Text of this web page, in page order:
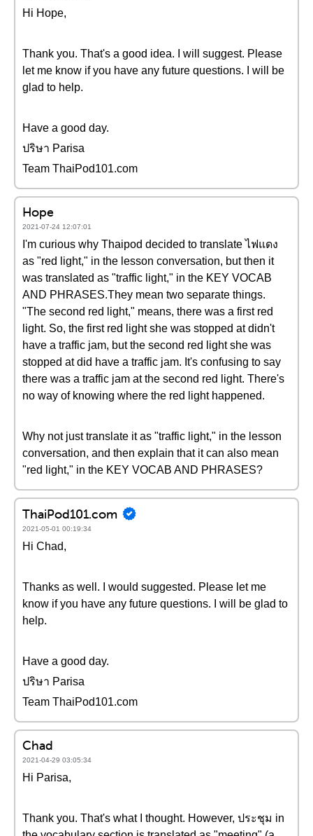
Hi Hope,
Thank you. That's a good idea. I will suggest. Please
let me know if you have any future questions. I will be
glad to help.
Have a good day.
ปริษา Parisa
Team ThaiPod101.com
Hope
2021-07-24 12:07:01
I'm curious why Thaipod decided to translate ไฟแดง
as "red light," in the lesson conversation, but then it
was translated as "traffic light," in the KEY VOCAB
AND PHRASES.They mean two separate things.
"The second red light," means, there was a first red
light. So, the first red light she was stopped at didn't
have a traffic jam, but the second red light she was
stopped at did have a traffic jam. It's confusing to say
there was a traffic jam at the second red light. There's
no way of knowing where the red light happened.
Why not just translate it as "traffic light," in the lesson
conversation, and then explain that it can also mean
"red light," in the KEY VOCAB AND PHRASES?
ThaiPod101.com
2021-05-01 00:19:34
Hi Chad,
Thanks as well. I would suggested. Please let me
know if you have any future questions. I will be glad to
help.
Have a good day.
ปริษา Parisa
Team ThaiPod101.com
Chad
2021-04-29 03:05:34
Hi Parisa,
Thank you. That's what I thought. However, ประชุม in